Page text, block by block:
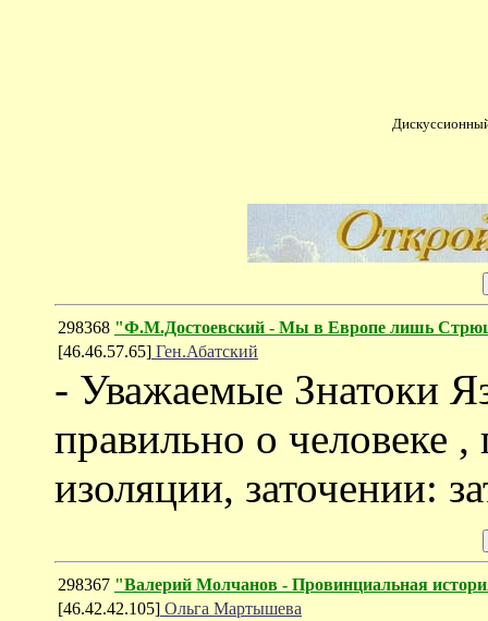
298368 "Ф.М.Достоевский - Мы в Европе лишь
[46.46.57.65] Ген.Абатский
- Уважаемые Знатоки
правильно о человеке
изоляции, заточении:
298367 "Валерий Молчанов - Провинциальная
[46.42.42.105] Ольга Мартышева